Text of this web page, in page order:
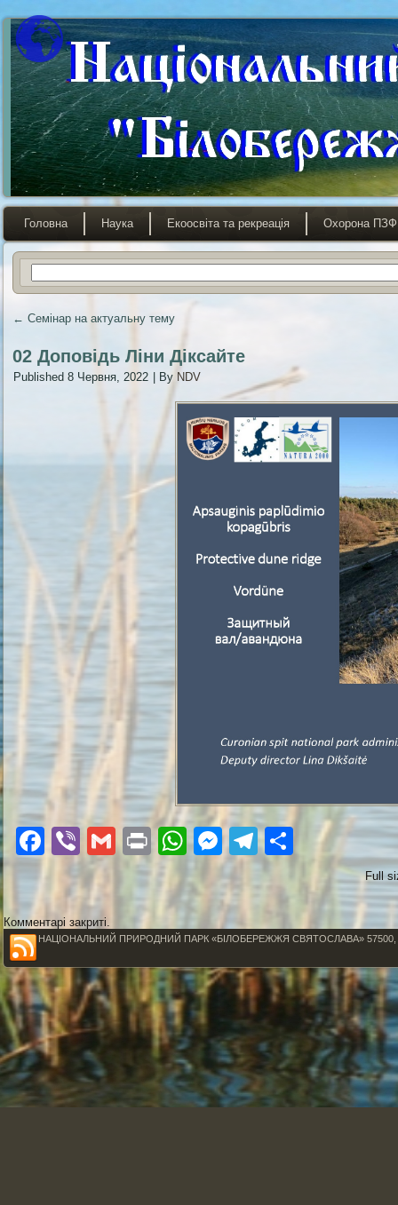
Головна Наука Екоосвіта та рекреація Охорона ПЗФ
← Семінар на актуальну тему
02 Доповідь Ліни Діксайте
Published 8 Червня, 2022 By NDV
Facebook
Viber
Gmail
PrintWhatsApp
Messenger
Telegram
Full
Комментарі закриті.
НАЦІОНАЛЬНИЙ ПРИРОДНИЙ ПАРК «БІЛОБЕРЕЖЖЯ СВЯТОСЛАВА» 57500,